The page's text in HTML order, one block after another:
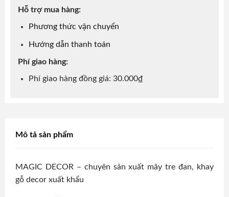
Hỗ trợ mua hàng:
Phương thức vận chuyển
Hướng dẫn thanh toán
Phí giao hàng:
Phí giao hàng đồng giá: 30.000₫
Mô tả sản phẩm
MAGIC DECOR – chuyên sản xuất mây tre đan, khay
gỗ decor xuất khẩu